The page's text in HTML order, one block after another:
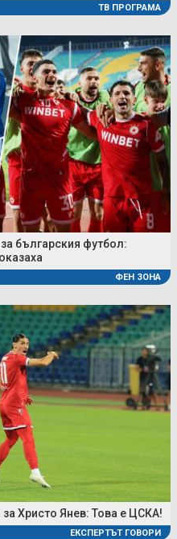
ТВ ПРОГРАМА
българския футбол:
ФЕН ЗОНА
Христо Янев: Това е ЦСКА!
ЕКСПЕРТЪТ ГОВОРИ